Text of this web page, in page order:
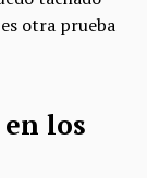
otra prueba
los